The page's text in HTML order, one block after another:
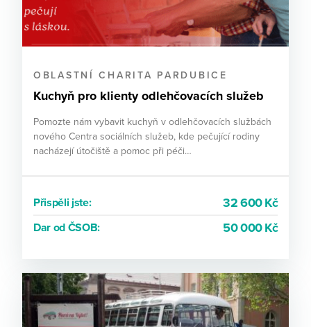
OBLASTNÍ CHARITA PARDUBICE
Kuchyň pro klienty odlehčovacích služeb
Pomozte nám vybavit kuchyň v odlehčovacích službách
nového Centra sociálních služeb, kde pečující rodiny
nacházejí útočiště a pomoc při péči…
Přispěli jste: 32 600 Kč
Dar od ČSOB: 50 000 Kč